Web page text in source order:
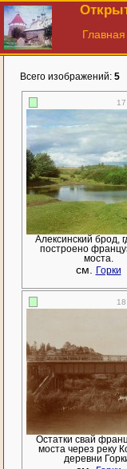
Главная
Всего изображений: 5
Алексинский брод,
построено
моста.
см. Горки
Остатки свай
моста через реку
деревни